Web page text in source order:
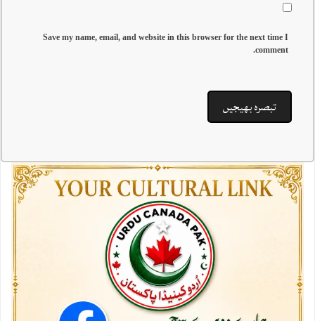
Save my name, email, and website in this browser for the next time I
comment.